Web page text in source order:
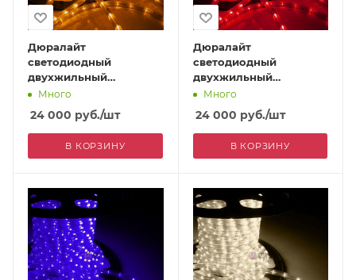
Дюралайт
светодиодный
двухжильный
(фиксинг), 13 мм,
Много
24 000 руб./шт
В КОРЗИНУ
Дюралайт
светодиодный
двухжильный
(фиксинг), 13 мм,
Много
24 000 руб./шт
В КОРЗИНУ